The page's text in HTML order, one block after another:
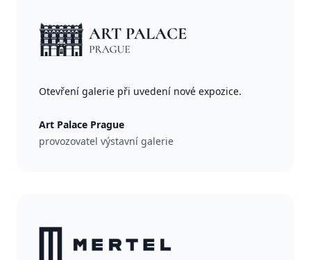
Otevření galerie při uvedení nové expozice.
Art Palace Prague
provozovatel výstavní galerie